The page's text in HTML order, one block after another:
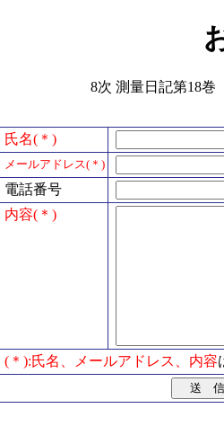
8次 測量日記第18
氏名(＊)
メールアドレス(＊)
電話番号
内容(＊)
(＊):氏名、メールアドレス、内容